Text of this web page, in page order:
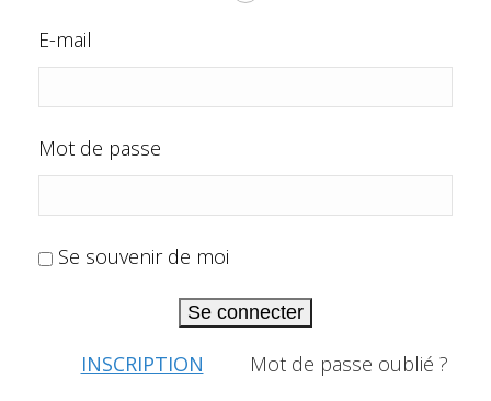
E-mail
Mot de passe
Se souvenir de moi
Se connecter
INSCRIPTION Mot de passe oublié ?